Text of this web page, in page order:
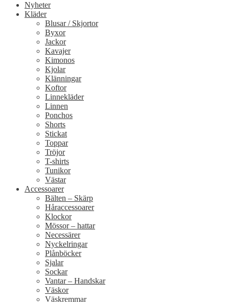
Nyheter
Kläder
Blusar / Skjortor
Byxor
Jackor
Kavajer
Kimonos
Kjolar
Klänningar
Koftor
Linnekläder
Linnen
Ponchos
Shorts
Stickat
Toppar
Tröjor
T-shirts
Tunikor
Västar
Accessoarer
Bälten – Skärp
Håraccessoarer
Klockor
Mössor – hattar
Necessärer
Nyckelringar
Plånböcker
Sjalar
Sockar
Vantar – Handskar
Väskor
Väskremmar